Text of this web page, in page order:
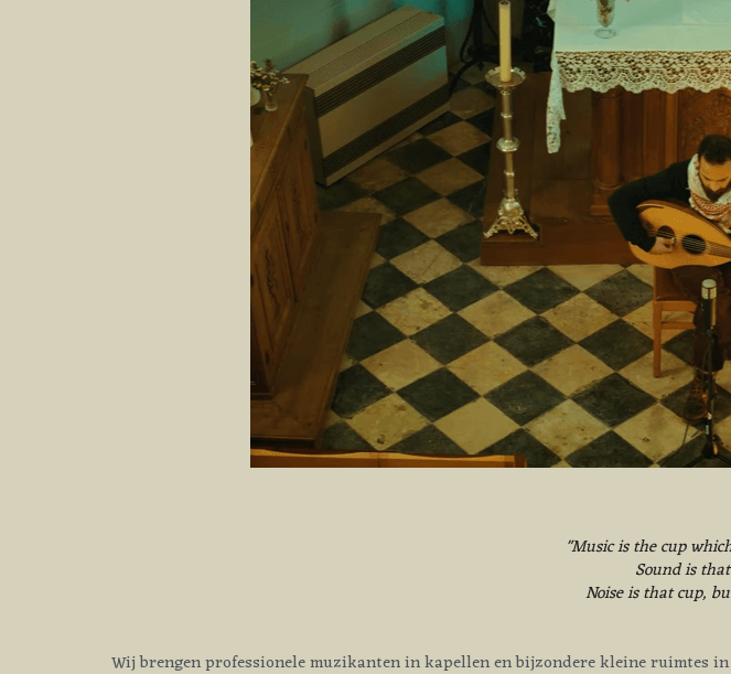
"Music is the cup
Sound is
Noise is that cup,
We organiseren deze concerten met verschillende muzikanten die ervaring
Het is telkens 1 muzikant, voor een